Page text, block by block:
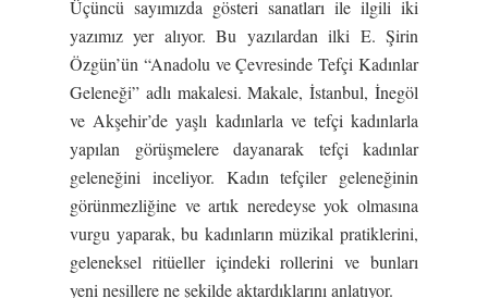
Üçüncü sayımızda gösteri sanatları ile ilgili iki
yazımız yer alıyor. Bu yazılardan ilki E. Şirin
Özgün’ün “Anadolu ve Çevresinde Tefçi Kadınlar
Geleneği” adlı makalesi. Makale, İstanbul, İnegöl
ve Akşehir’de yaşlı kadınlarla ve tefçi kadınlarla
yapılan görüşmelere dayanarak tefçi kadınlar
geleneğini inceliyor. Kadın tefçiler geleneğinin
görünmezliğine ve artık neredeyse yok olmasına
vurgu yaparak, bu kadınların müzikal pratiklerini,
geleneksel ritüeller içindeki rollerini ve bunları
yeni nesillere ne şekilde aktardıklarını anlatıyor.